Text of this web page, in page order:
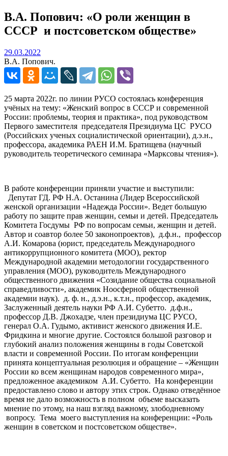
В.А. Попович: «О роли женщин в
СССР и постсоветском обществе»
29.03.2022
В.А. Попович.
25 марта 2022г. по линии РУСО состоялась конференция
учёных на тему: «Женский вопрос в СССР и современной
России: проблемы, теория и практика», под руководством
Первого заместителя председателя Президиума ЦС РУСО
(Российских ученых социалистической ориентации), д.э.н.,
профессора, академика РАЕН И.М. Братищева (научный
руководитель теоретического семинара «Марксовы чтения»).
В работе конференции приняли участие и выступили:
Депутат ГД. РФ Н.А. Останина (Лидер Всероссийской
женской организации «Надежда России». Ведет большую
работу по защите прав женщин, семьи и детей. Председатель
Комитета Госдумы РФ по вопросам семьи, женщин и детей.
Автор и соавтор более 50 законопроектов), д.ф.н., профессор
А.И. Комарова (юрист, председатель Международного
антикоррупционного комитета (МОО), ректор
Международной академии методологии государственного
управления (МОО), руководитель Международного
общественного движения «Созидание общества социальной
справедливости», академик Ноосферной общественной
академии наук). д. ф. н., д.э.н., к.т.н., профессор, академик,
Заслуженный деятель науки РФ А.И. Субетто. д.ф.н.,
профессор Д.В. Джохадзе, член президиума ЦС РУСО,
генерал О.А. Гудымо, активист женского движения И.Е.
Фридкина и многие другие. Состоялся большой разговор и
глубокий анализ положения женщины в годы Советской
власти и современной России. По итогам конференции
принята концептуальная резолюция и обращение – «Женщин
России ко всем женщинам народов современного мира»,
предложенное академиком А.И. Субетто. На конференции
предоставлено слово и автору этих строк. Однако отведённое
время не дало возможность в полном объеме высказать
мнение по этому, на наш взгляд важному, злободневному
вопросу. Тема моего выступления на конференции: «Роль
женщин в советском и постсоветском обществе».